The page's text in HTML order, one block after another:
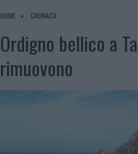
8 AGOSTO 2026
|
8 AGOSTO 2026 | JOVANOTTI, GABRY PONTE E
HOME CRONACA
Ordigno bellico a
rimuovono